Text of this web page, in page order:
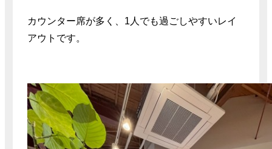
カウンター席が多く、1人でも過ごしやすいレイ
アウトです。